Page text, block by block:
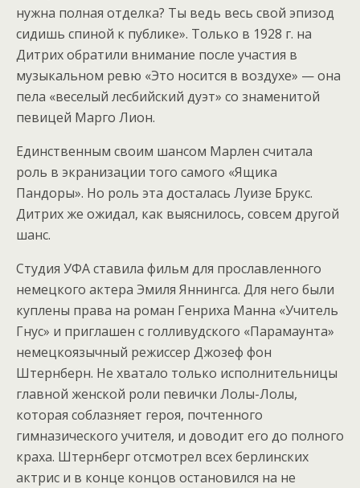
нужна полная отделка? Ты ведь весь свой эпизод
сидишь спиной к публике». Только в 1928 г. на
Дитрих обратили внимание после участия в
музыкальном ревю «Это носится в воздухе» — она
пела «веселый лесбийский дуэт» со знаменитой
певицей Марго Лион.
Единственным своим шансом Марлен считала
роль в экранизации того самого «Ящика
Пандоры». Но роль эта досталась Луизе Брукс.
Дитрих же ожидал, как выяснилось, совсем другой
шанс.
Студия УФА ставила фильм для прославленного
немецкого актера Эмиля Яннингса. Для него были
куплены права на роман Генриха Манна «Учитель
Гнус» и приглашен с голливудского «Парамаунта»
немецкоязычный режиссер Джозеф фон
Штернберн. Не хватало только исполнительницы
главной женской роли певички Лолы-Лолы,
которая соблазняет героя, почтенного
гимназического учителя, и доводит его до полного
краха. Штернберг отсмотрел всех берлинских
актрис и в конце концов остановился на не